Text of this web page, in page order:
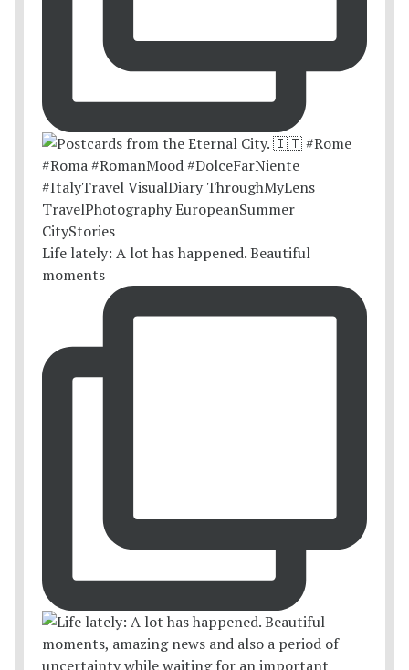
Life lately: A lot has happened. Beautiful
moments